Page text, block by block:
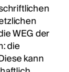
WEG der
die
kann